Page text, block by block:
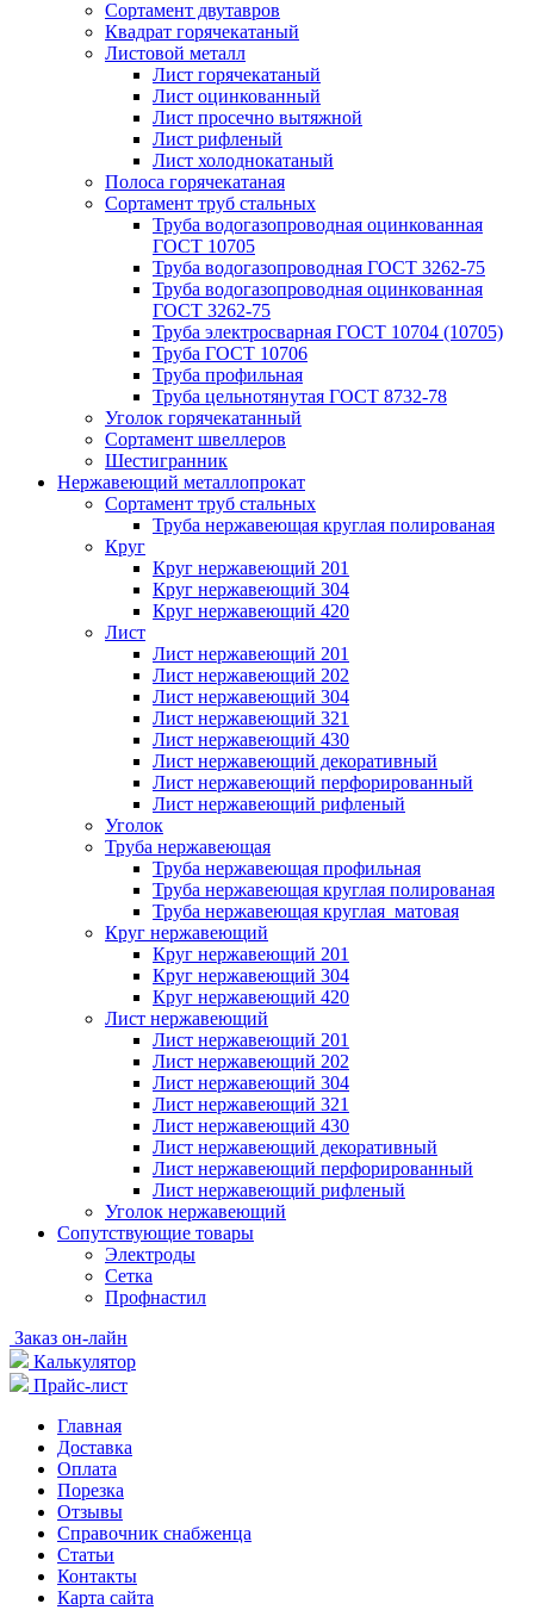
Сортамент двутавров
Квадрат горячекатаный
Листовой металл
Лист горячекатаный
Лист оцинкованный
Лист просечно вытяжной
Лист рифленый
Лист холоднокатаный
Полоса горячекатаная
Сортамент труб стальных
Труба водогазопроводная оцинкованная
ГОСТ 10705
Труба водогазопроводная ГОСТ 3262-75
Труба водогазопроводная оцинкованная
ГОСТ 3262-75
Труба электросварная ГОСТ 10704 (10705)
Труба ГОСТ 10706
Труба профильная
Труба цельнотянутая ГОСТ 8732-78
Уголок горячекатанный
Сортамент швеллеров
Шестигранник
Нержавеющий металлопрокат
Сортамент труб стальных
Труба нержавеющая круглая полированая
Круг
Круг нержавеющий 201
Круг нержавеющий 304
Круг нержавеющий 420
Лист
Лист нержавеющий 201
Лист нержавеющий 202
Лист нержавеющий 304
Лист нержавеющий 321
Лист нержавеющий 430
Лист нержавеющий декоративный
Лист нержавеющий перфорированный
Лист нержавеющий рифленый
Уголок
Труба нержавеющая
Труба нержавеющая профильная
Труба нержавеющая круглая полированая
Труба нержавеющая круглая матовая
Круг нержавеющий
Круг нержавеющий 201
Круг нержавеющий 304
Круг нержавеющий 420
Лист нержавеющий
Лист нержавеющий 201
Лист нержавеющий 202
Лист нержавеющий 304
Лист нержавеющий 321
Лист нержавеющий 430
Лист нержавеющий декоративный
Лист нержавеющий перфорированный
Лист нержавеющий рифленый
Уголок нержавеющий
Cопутствующие товары
Электроды
Сетка
Профнастил
Заказ он-лайн
Калькулятор
Прайс-лист
Главная
Доставка
Оплата
Порезка
Отзывы
Справочник снабженца
Статьи
Контакты
Карта сайта